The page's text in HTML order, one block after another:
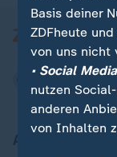
Basis deiner
ZDFheute
von uns nicht
• Social
nutzen
anderen
von Inhalten